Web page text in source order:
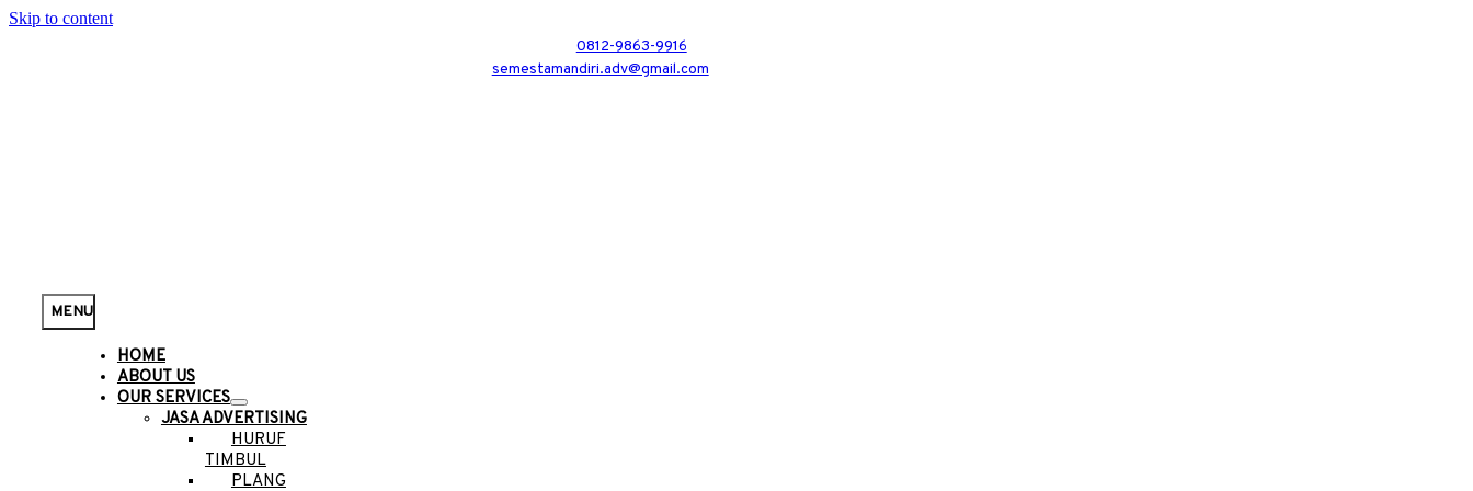
Skip to content
0812-9863-9916
semestamandiri.adv@gmail.com
MENU
HOME
ABOUT US
OUR SERVICES
JASA ADVERTISING
HURUF
TIMBUL
PLANG